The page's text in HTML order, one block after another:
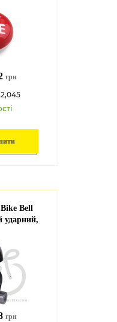
грн
Bell
ударний,
грн